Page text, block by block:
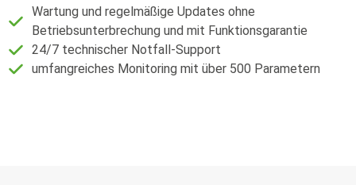
Wartung und regelmäßige Updates ohne
Betriebsunterbrechung und mit Funktionsgarantie
24/7 technischer Notfall-Support
umfangreiches Monitoring mit über 500 Parametern